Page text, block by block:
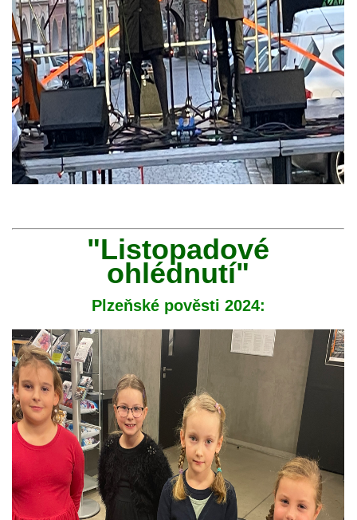
"Listopadové
ohlédnutí"
Plzeňské pověsti 2024: